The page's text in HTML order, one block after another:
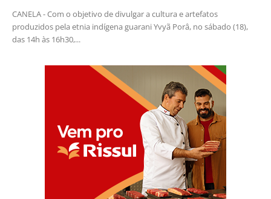
CANELA - Com o objetivo de divulgar a cultura e artefatos
produzidos pela etnia indígena guarani Yvyã Porâ, no sábado (18),
das 14h às 16h30,...